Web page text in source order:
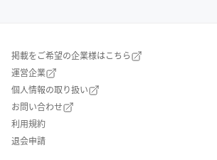
掲載をご希望の企業様はこちら
運営企業
個人情報の取り扱い
お問い合わせ
利用規約
退会申請